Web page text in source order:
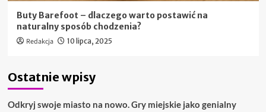
Buty Barefoot – dlaczego warto postawić na
naturalny sposób chodzenia?
Redakcja 10 lipca, 2025
Ostatnie wpisy
Odkryj swoje miasto na nowo. Gry miejskie jako genialny